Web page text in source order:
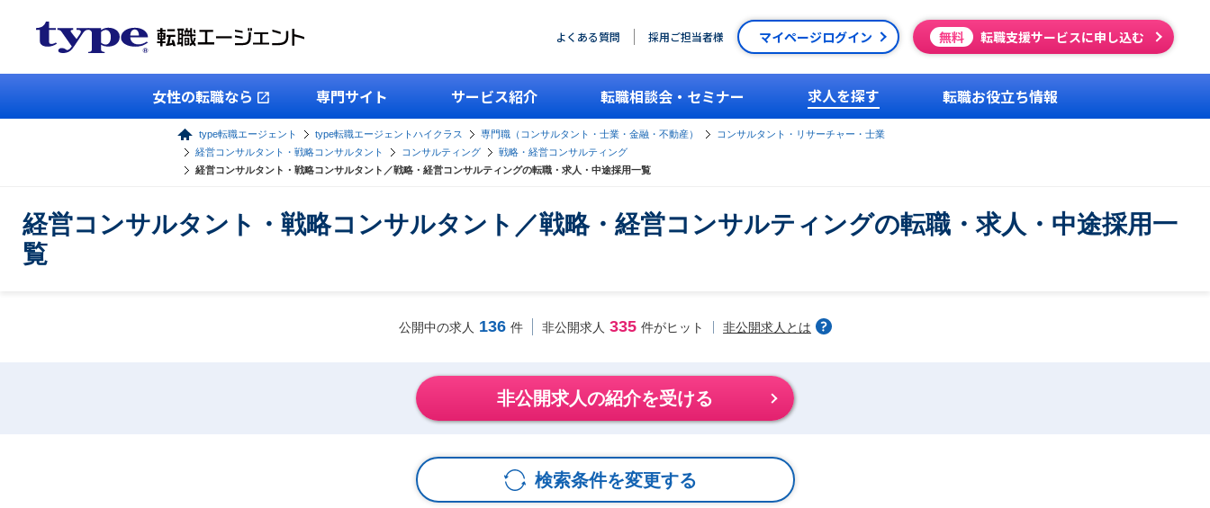
よくある質問 採用ご担当者様 マイページログイン 無料 転職支援サービスに申し込む
女性の転職なら 専門サイト サービス紹介 転職相談会・セミナー 求人を探す 転職お役立ち情報
type転職エージェント type転職エージェントハイクラス 専門職（コンサルタント・士業・金融・不動産）
コンサルタント・リサーチャー・士業
経営コンサルタント・戦略コンサルタント
コンサルティング
戦略・経営コンサルティング
経営コンサルタント・戦略コンサルタント／戦略・経営コンサルティングの転職・求人・中途採用一覧
経営コンサルタント・戦略コンサルタント／戦略・経営コンサルティングの転職・求人・中途採用一
覧
公開中の求人 136 件 非公開求人 335 件がヒット 非公開求人とは
非公開求人の紹介を受ける
検索条件を変更する